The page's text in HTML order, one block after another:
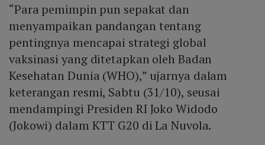
“Para pemimpin pun sepakat dan
menyampaikan pandangan tentang
pentingnya mencapai strategi global
vaksinasi yang ditetapkan oleh Badan
Kesehatan Dunia (WHO),” ujarnya dalam
keterangan resmi, Sabtu (31/10), seusai
mendampingi Presiden RI Joko Widodo
(Jokowi) dalam KTT G20 di La Nuvola.